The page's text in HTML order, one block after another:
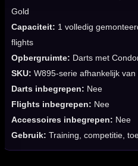
Gold
Capaciteit: 1 volledig
flights
Opbergruimte: Darts met
SKU: W895-serie afhankelijk van
Darts inbegrepen: Nee
Flights inbegrepen: Nee
Accessoires inbegrepen: Nee
Gebruik: Training, competitie,